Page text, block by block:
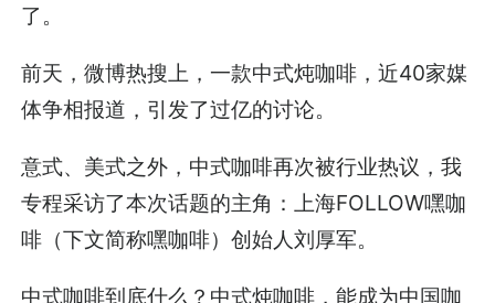
了。
前天，微博热搜上，一款中式炖咖啡，近40家媒
体争相报道，引发了过亿的讨论。
意式、美式之外，中式咖啡再次被行业热议，我
专程采访了本次话题的主角：上海FOLLOW嘿咖
啡（下文简称嘿咖啡）创始人刘厚军。
中式咖啡到底什么？中式炖咖啡，能成为中国咖